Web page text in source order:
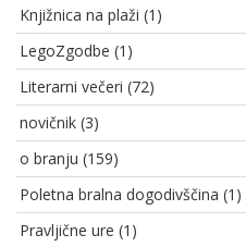
Knjižnica na plaži (1)
LegoZgodbe (1)
Literarni večeri (72)
novičnik (3)
o branju (159)
Poletna bralna dogodivščina (1)
Pravljične ure (1)